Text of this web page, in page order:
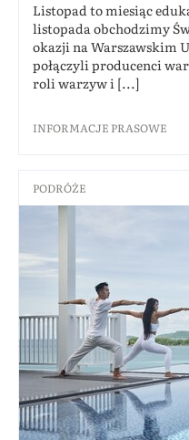
Listopad to miesiąc
listopada obchodzimy
okazji na Warszawskim
połączyli producenci
roli warzyw i [...]
INFORMACJE PRASOWE
PODRÓŻE